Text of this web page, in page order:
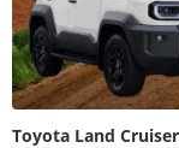
Toyota Land